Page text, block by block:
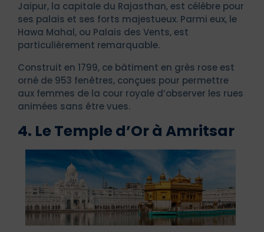
Jaipur, la capitale du Rajasthan, est célèbre pour
ses palais et ses forts majestueux. Parmi eux, le
Hawa Mahal, ou Palais des Vents, est
particulièrement remarquable.
Construit en 1799, ce bâtiment en grès rose est
orné de 953 fenêtres, conçues pour permettre
aux femmes de la cour royale d’observer les rues
animées sans être vues.
4. Le Temple d’Or à Amritsar